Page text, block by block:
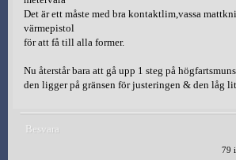
Det är ett måste med bra kontaktlim,vassa
värmepistol
för att få till alla former.
Nu återstår bara att gå upp 1 steg på
den ligger på gränsen för justeringen & den låg
Besvara
79